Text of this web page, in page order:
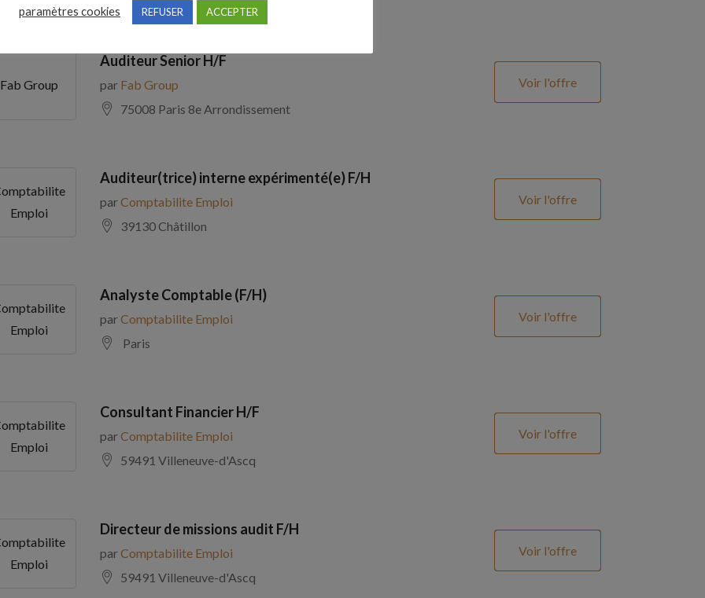
Fab Group
Auditeur Senior H/F
par Fab Group
75008 Paris 8e Arrondissement
Voir l'offre
Emploi
Auditeur(trice) interne expérimenté(e) F/H
parComptabilite Emploi
39130 Châtillon
Voir l'offre
Emploi
Analyste Comptable (F/H)
parComptabilite Emploi
Paris
Voir l'offre
Emploi
Consultant Financier H/F
parComptabilite Emploi
59491 Villeneuve-d'Ascq
Voir l'offre
Emploi
Directeur de missions audit F/H
parComptabilite Emploi
59491 Villeneuve-d'Ascq
Voir l'offre
paramètres cookies REFUSER ACCEPTER